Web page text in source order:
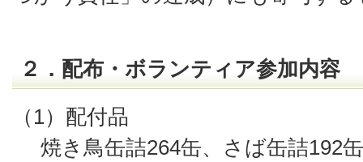
２．配布・ボランティア参加内容
（1）配付品
焼き鳥缶詰264缶、さば缶詰192